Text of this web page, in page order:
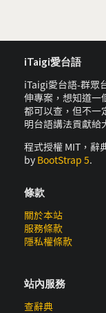
iTaigi愛台語
iTaigi愛台語-群眾
伸專案，想知道一
都可以查，但不一
明台語講法貢獻給
程式授權 MIT，辭
by BootStrap 5.
條款
關於本站
服務條款
隱私權條款
站內服務
查辭典